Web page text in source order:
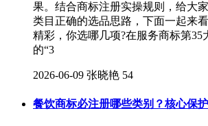
果。结合商标注册实操规则，给大
类目正确的选品思路，下面一起来
精彩，你选哪几项?在服务商标第35
的“3
2026-06-09 张晓艳 54
餐饮商标必注册哪些类别？核心保